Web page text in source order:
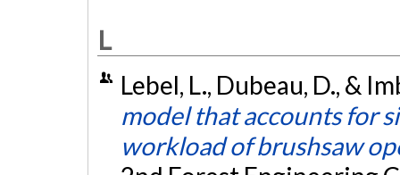
L
Lebel, L., Dubeau, D., &
model that accounts for
workload of brushsaw